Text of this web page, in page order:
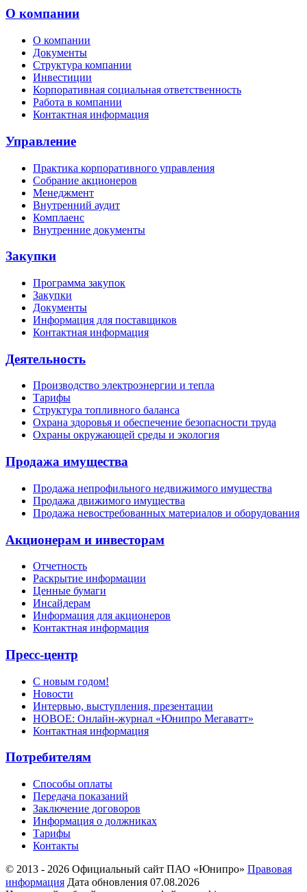
О компании
О компании
Документы
Структура компании
Инвестиции
Корпоративная социальная ответственность
Работа в компании
Контактная информация
Управление
Практика корпоративного управления
Собрание акционеров
Менеджмент
Внутренний аудит
Комплаенс
Внутренние документы
Закупки
Программа закупок
Закупки
Документы
Информация для поставщиков
Контактная информация
Деятельность
Производство электроэнергии и тепла
Тарифы
Структура топливного баланса
Охрана здоровья и обеспечение безопасности труда
Охраны окружающей среды и экология
Продажа имущества
Продажа непрофильного недвижимого имущества
Продажа движимого имущества
Продажа невостребованных материалов и оборудования
Акционерам и инвесторам
Отчетность
Раскрытие информации
Ценные бумаги
Инсайдерам
Информация для акционеров
Контактная информация
Пресс-центр
С новым годом!
Новости
Интервью, выступления, презентации
НОВОЕ: Онлайн-журнал «Юнипро Мегаватт»
Контактная информация
Потребителям
Способы оплаты
Передача показаний
Заключение договоров
Информация о должниках
Тарифы
Контакты
© 2013 - 2026 Официальный сайт ПАО «Юнипро» Правовая
информация Дата обновления 07.08.2026